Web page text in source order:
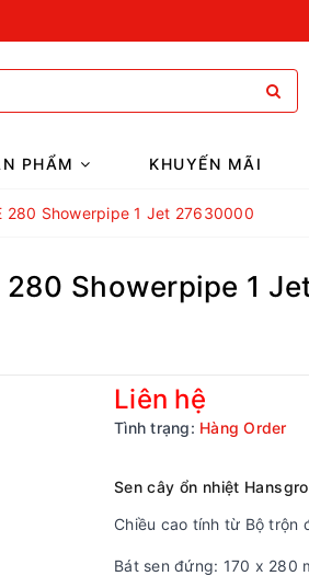
PHẨM KHUYẾN MÃI
280 Showerpipe 1 Jet 27630000
Showerpipe 1
Liên hệ
Tình trạng: Hàng Order
Sen cây ổn nhiệt
Chiều cao tính từ Bộ trộn
Bát sen đứng: 170 x 280